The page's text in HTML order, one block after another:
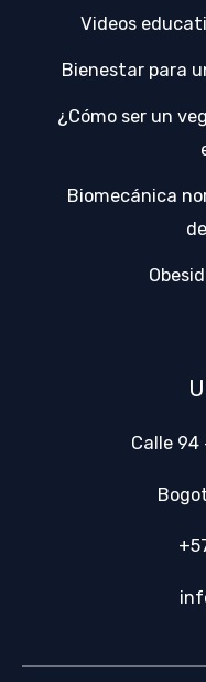
Videos
Bienestar para
¿Cómo ser un
Biomecánica
Calle 94